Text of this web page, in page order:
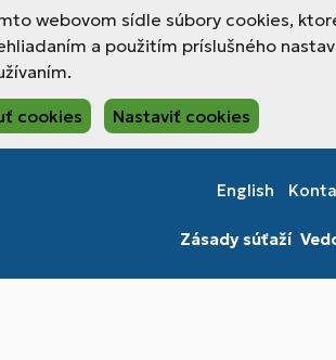
webovom sídle súbory cookies,
a použitím príslušného
cookies Nastaviť cookies
English
Zásady súťaží